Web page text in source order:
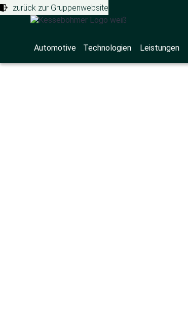
zurück zur Gruppenwebsite
Automotive Technologien Leistungen